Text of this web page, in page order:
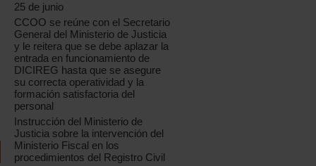
25 de junio
CCOO se reúne con el Secretario
General del Ministerio de Justicia
y le reitera que se debe aplazar la
entrada en funcionamiento de
DICIREG hasta que se asegure
su correcta operatividad y la
formación satisfactoria del
personal
Instrucción del Ministerio de
Justicia sobre la intervención del
Ministerio Fiscal en los
procedimientos del Registro Civil